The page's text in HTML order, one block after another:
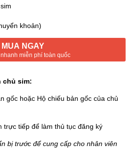
khoản)
MUA NGAY
miễn phí toàn quốc
chủ sim:
gốc hoặc Hộ chiếu bản gốc của chủ
trực tiếp để làm thủ tục đăng ký
bị trước để cung cấp cho nhân viên